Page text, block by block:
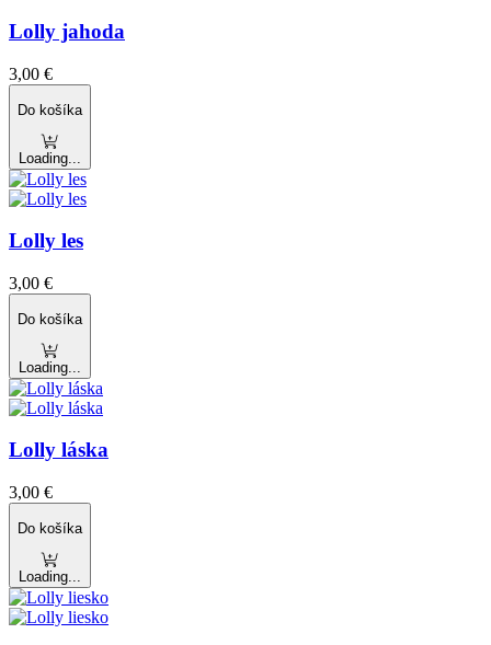
Lolly jahoda
3,00 €
Do košíka
Loading...
Lolly les
3,00 €
Do košíka
Loading...
Lolly láska
3,00 €
Do košíka
Loading...